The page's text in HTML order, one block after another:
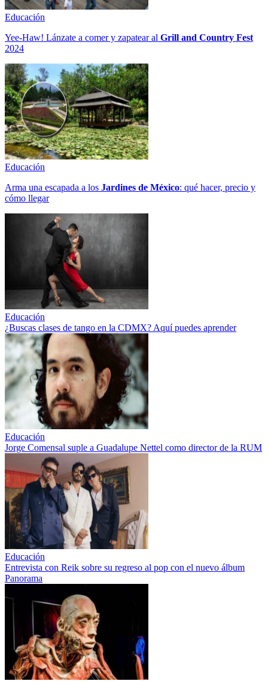
Educación
Yee-Haw! Lánzate a comer y zapatear al Grill and Country Fest
2024
Educación
Arma una escapada a los Jardines de México: qué hacer, precio y
cómo llegar
Educación
¿Buscas clases de tango en la CDMX? Aquí puedes aprender
Educación
Jorge Comensal suple a Guadalupe Nettel como director de la RUM
Educación
Entrevista con Reik sobre su regreso al pop con el nuevo álbum
Panorama